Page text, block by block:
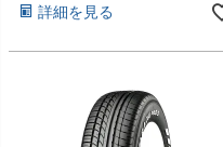
詳細を見る